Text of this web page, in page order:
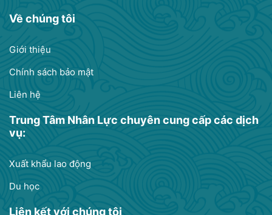
Về chúng tôi
Giới thiệu
Chính sách bảo mật
Liên hệ
Trung Tâm Nhân Lực chuyên cung cấp các dịch
vụ:
Xuất khẩu lao động
Du học
Liên kết với chúng tôi